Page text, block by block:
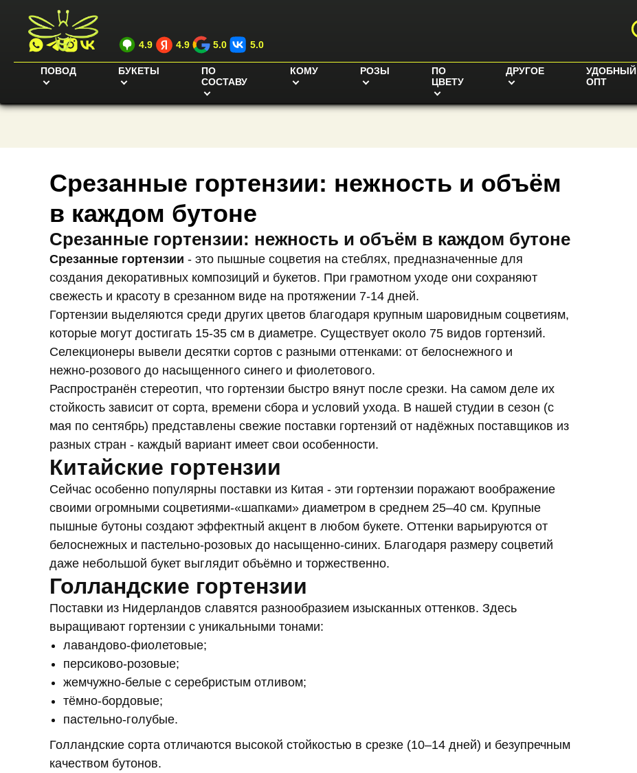
4.9 4.9 5.0 5.0
ПОВОД БУКЕТЫ
ПО
СОСТАВУ
КОМУ РОЗЫ
ПО
ЦВЕТУ
ДРУГОЕ
УДОБНЫЙ
ОПТ
Срезанные гортензии: нежность и объём
в каждом бутоне
Срезанные гортензии: нежность и объём в каждом бутоне
Срезанные гортензии - это пышные соцветия на стеблях, предназначенные для
создания декоративных композиций и букетов. При грамотном уходе они сохраняют
свежесть и красоту в срезанном виде на протяжении 7-14 дней.
Гортензии выделяются среди других цветов благодаря крупным шаровидным соцветиям,
которые могут достигать 15-35 см в диаметре. Существует около 75 видов гортензий.
Селекционеры вывели десятки сортов с разными оттенками: от белоснежного и
нежно‑розового до насыщенного синего и фиолетового.
Распространён стереотип, что гортензии быстро вянут после срезки. На самом деле их
стойкость зависит от сорта, времени сбора и условий ухода. В нашей студии в сезон (с
мая по сентябрь) представлены свежие поставки гортензий от надёжных поставщиков из
разных стран - каждый вариант имеет свои особенности.
Китайские гортензии
Сейчас особенно популярны поставки из Китая - эти гортензии поражают воображение
своими огромными соцветиями-«шапками» диаметром в среднем 25–40 см. Крупные
пышные бутоны создают эффектный акцент в любом букете. Оттенки варьируются от
белоснежных и пастельно‑розовых до насыщенно‑синих. Благодаря размеру соцветий
даже небольшой букет выглядит объёмно и торжественно.
Голландские гортензии
Поставки из Нидерландов славятся разнообразием изысканных оттенков. Здесь
выращивают гортензии с уникальными тонами:
лавандово‑фиолетовые;
персиково‑розовые;
жемчужно‑белые с серебристым отливом;
тёмно‑бордовые;
пастельно‑голубые.
Голландские сорта отличаются высокой стойкостью в срезке (10–14 дней) и безупречным
качеством бутонов.